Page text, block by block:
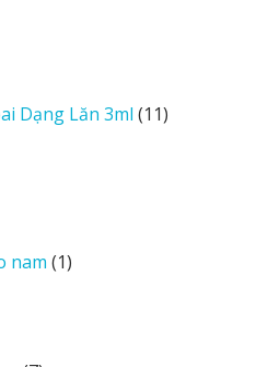
Dạng Lăn 3ml 1111
nam 11